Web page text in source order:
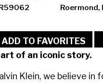
Roermond,
ADD TO FAVORITES
of an iconic story.
Klein, we believe in